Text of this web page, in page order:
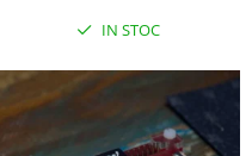
IN STOC